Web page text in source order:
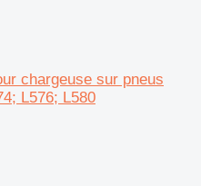
chargeuse sur pneus
L576; L580